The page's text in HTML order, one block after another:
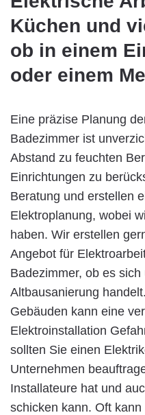
Küchen und
ob in einem
oder einem
Eine präzise Planung
Badezimmer ist
Abstand zu feuchten
Einrichtungen zu
Beratung und erstellen
Elektroplanung, wobei
haben. Wir erstellen
Angebot für
Badezimmer, ob es
Altbausanierung
Gebäuden kann eine
Elektroinstallation
sollten Sie einen
Unternehmen
Installateure hat und
schicken kann. Oft